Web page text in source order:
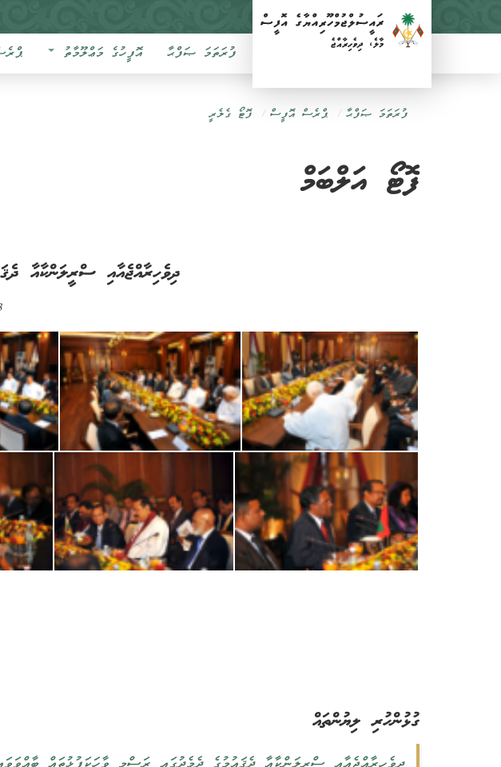
ފުރަތަމަ ޞަފްޙާ އޮފީހުގެ މަޢްލޫމާތު
ފުރަތަމަ ޞަފްޙާ ޕްރެސް އޮފީސް ފޮޓޯ ގެލެރީ
ފޮޓޯ އަލްބަމް
ދިވެހިރާއްޖެއާއި ސްރީލަންކާއާ
ގުޅުންހުރި ލިޔުންތައް